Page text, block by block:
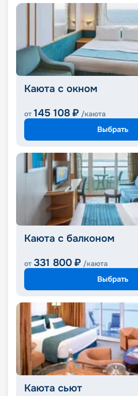
Каюта с окном
от 145 108 ₽ /каюта
Выбрать
Каюта с балконом
от 331 800 ₽ /каюта
Выбрать
Каюта сьют